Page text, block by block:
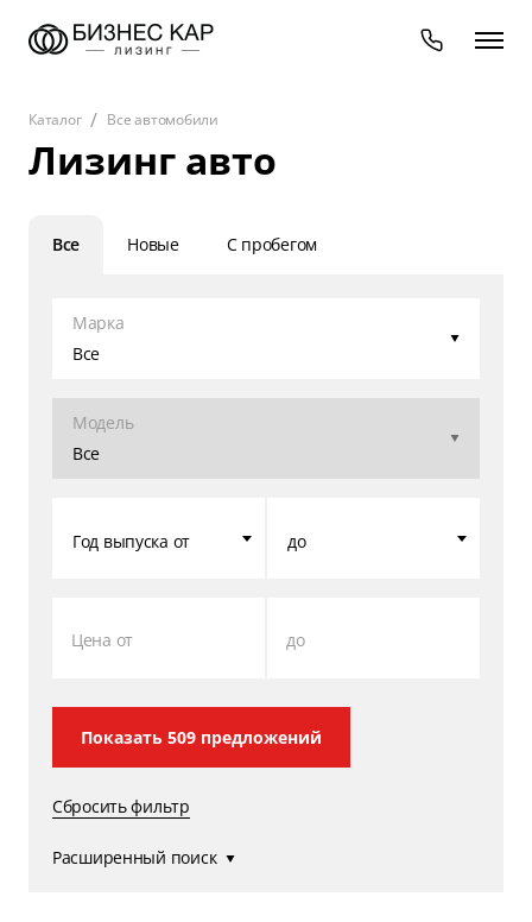
Каталог Все автомобили
Лизинг авто
Все Новые С пробегом
Марка
Все
Модель
Все
Год выпуска от до
Цена от до
Показать 509 предложений
Сбросить фильтр
Расширенный поиск